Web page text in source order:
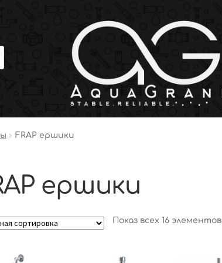
FRAP ершики
ершики
Показ всех 16 элементов